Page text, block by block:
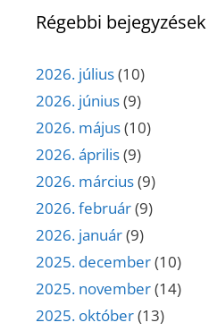
Régebbi bejegyzések
2026. július(10)
2026. június(9)
2026. május(10)
2026. április(9)
2026. március(9)
2026. február(9)
2026. január(9)
2025. december(10)
2025. november(14)
2025. október(13)